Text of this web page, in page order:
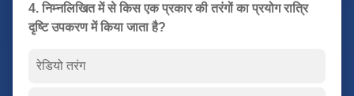
4. निम्नलिखित में से किस एक प्रकार की तरंगों का प्रयोग रात्रि
दृष्टि उपकरण में किया जाता है?
रेडियो तरंग